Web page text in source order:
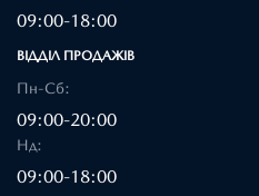
09:00-18:00
ВІДДІЛ ПРОДАЖІВ
Пн-Сб:
09:00-20:00
Нд:
09:00-18:00